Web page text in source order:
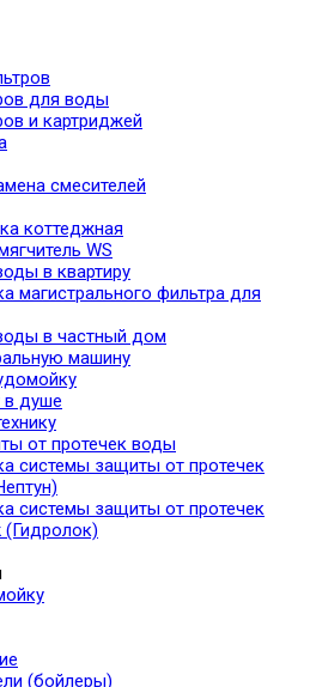
для воды
и картриджей
смесителей
коттеджная
WS
в квартиру
магистрального фильтра для
в частный дом
машину
в душе
от протечек воды
системы защиты от протечек
системы защиты от протечек
(Гидролок)
(бойлеры)